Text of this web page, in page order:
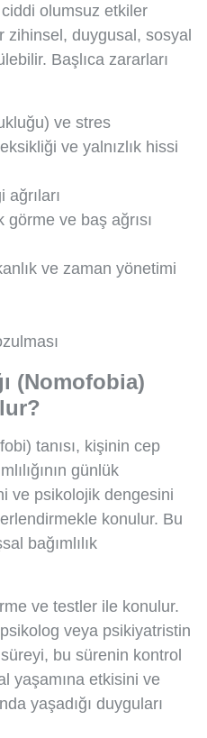
olumsuz etkiler
zihinsel, duygusal, sosyal
Başlıca zararları
ve stres
ve yalnızlık hissi
görme ve baş ağrısı
ve zaman yönetimi
(Nomofobia)
tanısı, kişinin cep
günlük
ve psikolojik dengesini
konulur. Bu
bağımlılık
ve testler ile konulur.
veya psikiyatristin
bu sürenin kontrol
yaşamına etkisini ve
yaşadığı duyguları